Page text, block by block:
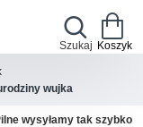
wujka
wysyłamy tak szybko